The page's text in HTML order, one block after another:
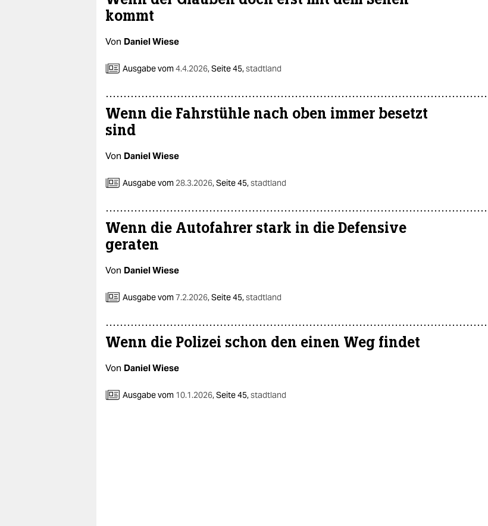
epaper login
kommt
Von Daniel Wiese
Ausgabe vom4.4.2026,Seite 45,stadtland
Wenn die Fahrstühle nach oben immer besetzt
sind
Von Daniel Wiese
Ausgabe vom 28.3.2026,Seite 45,stadtland
Wenn die Autofahrer stark in die Defensive
geraten
Von Daniel Wiese
Ausgabe vom7.2.2026,Seite 45,stadtland
Wenn die Polizei schon den einen Weg findet
Von Daniel Wiese
Ausgabe vom 10.1.2026,Seite 45,stadtland